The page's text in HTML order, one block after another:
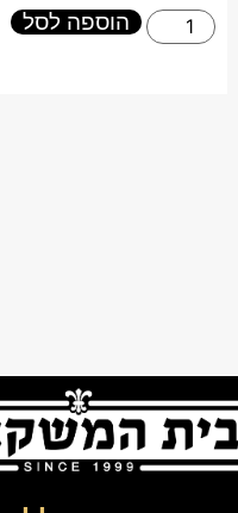
הוספה לסל